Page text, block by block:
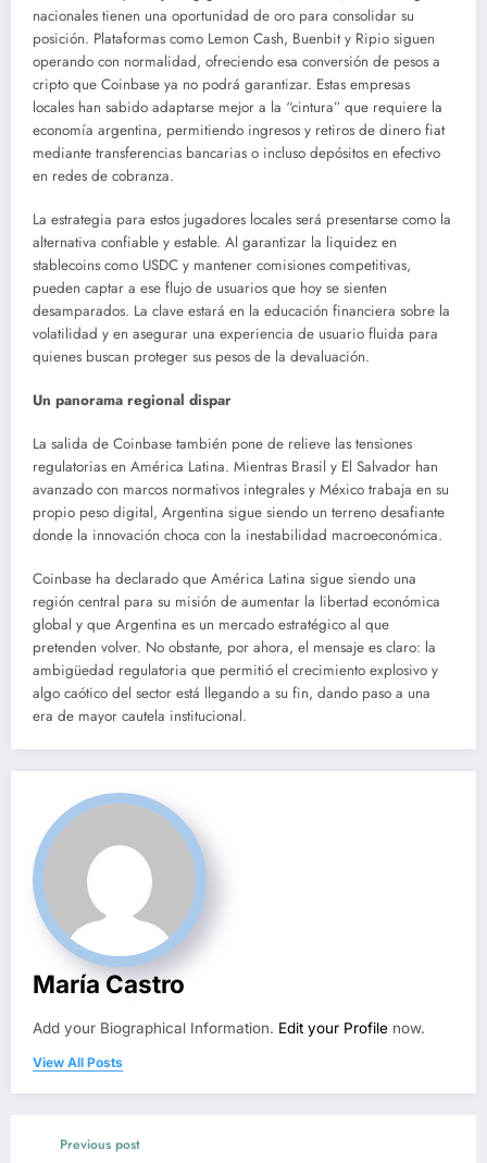
nacionales tienen una oportunidad de oro para consolidar su
posición. Plataformas como Lemon Cash, Buenbit y Ripio siguen
operando con normalidad, ofreciendo esa conversión de pesos a
cripto que Coinbase ya no podrá garantizar. Estas empresas
locales han sabido adaptarse mejor a la “cintura” que requiere la
economía argentina, permitiendo ingresos y retiros de dinero fiat
mediante transferencias bancarias o incluso depósitos en efectivo
en redes de cobranza.
La estrategia para estos jugadores locales será presentarse como la
alternativa confiable y estable. Al garantizar la liquidez en
stablecoins como USDC y mantener comisiones competitivas,
pueden captar a ese flujo de usuarios que hoy se sienten
desamparados. La clave estará en la educación financiera sobre la
volatilidad y en asegurar una experiencia de usuario fluida para
quienes buscan proteger sus pesos de la devaluación.
Un panorama regional dispar
La salida de Coinbase también pone de relieve las tensiones
regulatorias en América Latina. Mientras Brasil y El Salvador han
avanzado con marcos normativos integrales y México trabaja en su
propio peso digital, Argentina sigue siendo un terreno desafiante
donde la innovación choca con la inestabilidad macroeconómica.
Coinbase ha declarado que América Latina sigue siendo una
región central para su misión de aumentar la libertad económica
global y que Argentina es un mercado estratégico al que
pretenden volver. No obstante, por ahora, el mensaje es claro: la
ambigüedad regulatoria que permitió el crecimiento explosivo y
algo caótico del sector está llegando a su fin, dando paso a una
era de mayor cautela institucional.
María Castro
Add your Biographical Information. Edit your Profile now.
View All Posts
Previous post